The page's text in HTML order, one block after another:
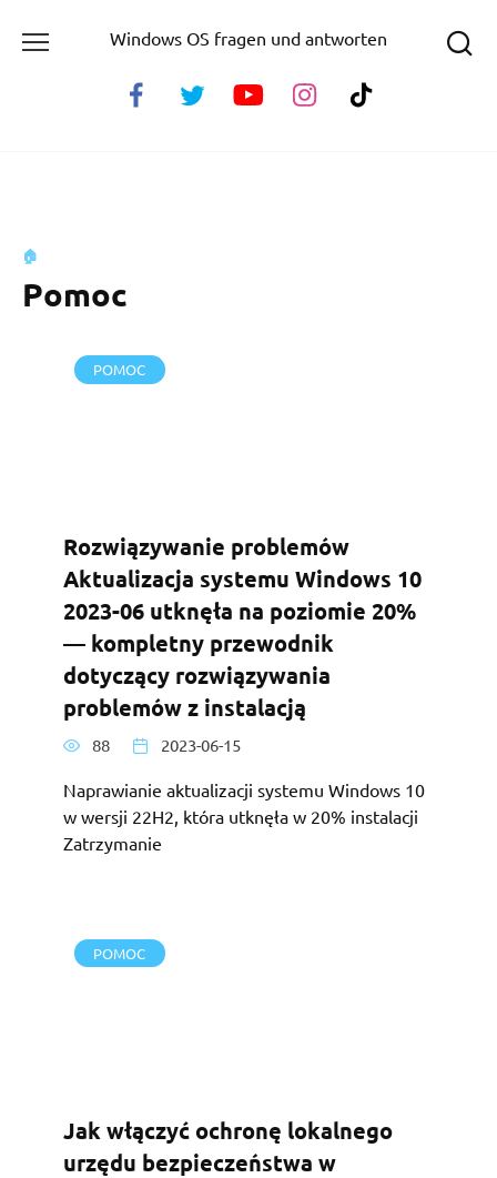
Windows OS fragen und antworten
🏠
Pomoc
POMOC
Rozwiązywanie problemów
Aktualizacja systemu Windows 10
2023-06 utknęła na poziomie 20%
— kompletny przewodnik
dotyczący rozwiązywania
problemów z instalacją
88 2023-06-15
Naprawianie aktualizacji systemu Windows 10
w wersji 22H2, która utknęła w 20% instalacji
Zatrzymanie
POMOC
Jak włączyć ochronę lokalnego
urzędu bezpieczeństwa w